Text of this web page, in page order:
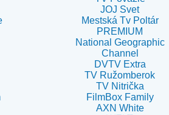
JOJ Svet
Mestská Tv Poltár
PREMIUM
National Geographic
Channel
DVTV Extra
TV Ružomberok
TV Nitrička
FilmBox Family
AXN White